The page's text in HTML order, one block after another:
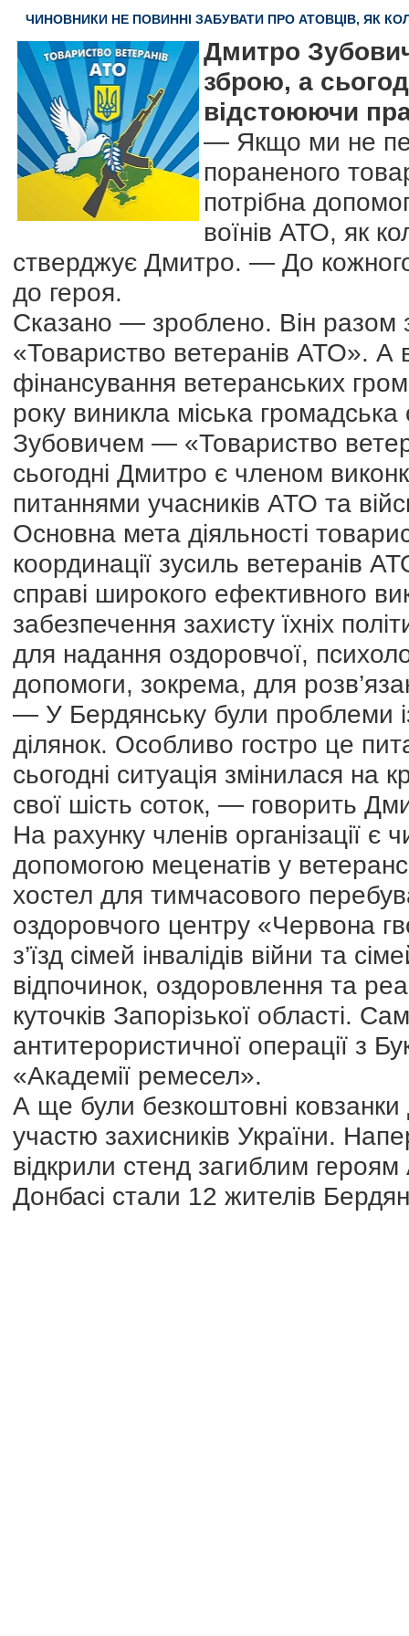
ЧИНОВНИКИ НЕ ПОВИННІ ЗАБУВАТИ ПРО АТОВЦІВ, ЯК
Дмитро
зброю, а
відстоюючи
— Якщо ми не
пораненого
потрібна
воїнів АТО, як
стверджує Дмитро. — До
до героя.
Сказано — зроблено. Він разом
«Товариство ветеранів АТО». А
фінансування ветеранських
року виникла міська громадська
Зубовичем — «Товариство
сьогодні Дмитро є членом
питаннями учасників АТО та
Основна мета діяльності
координації зусиль ветеранів
справі широкого ефективного
забезпечення захисту їхніх
для надання оздоровчої,
допомоги, зокрема, для
— У Бердянську були проблеми
ділянок. Особливо гостро це
сьогодні ситуація змінилася
свої шість соток, — говорить
На рахунку членів організації
допомогою меценатів у
хостел для тимчасового
оздоровчого центру «Червона
з’їзд сімей інвалідів війни та
відпочинок, оздоровлення та
куточків Запорізької області.
антитерористичної операції з
«Академії ремесел».
А ще були безкоштовні ковзанки
участю захисників України.
відкрили стенд загиблим
Донбасі стали 12 жителів